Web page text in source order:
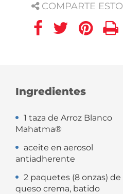
COMPARTE ESTO
Ingredientes
1 taza de Arroz Blanco
Mahatma®
aceite en aerosol
antiadherente
2 paquetes (8 onzas) de
queso crema, batido